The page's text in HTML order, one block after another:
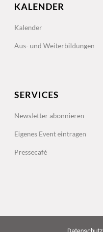
KALENDER
Kalender
Aus- und Weiterbildungen
SERVICES
Newsletter abonnieren
Eigenes Event eintragen
Pressecafé